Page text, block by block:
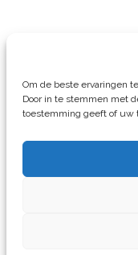
Om de beste ervaringen
Door in te stemmen met
toestemming geeft of uw